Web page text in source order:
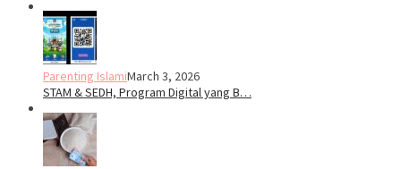
Parenting IslamiMarch 3, 2026
STAM & SEDH, Program Digital yang B…